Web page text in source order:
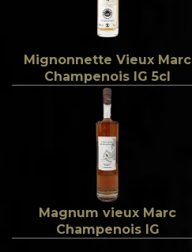
Mignonnette Vieux Marc
Champenois IG 5cl
Magnum vieux Marc
Champenois IG